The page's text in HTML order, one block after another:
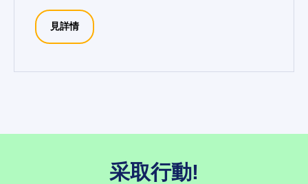
見詳情
采取行動!